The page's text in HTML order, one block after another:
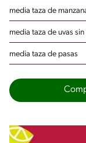
media taza de
media taza de uvas
media taza de pasas